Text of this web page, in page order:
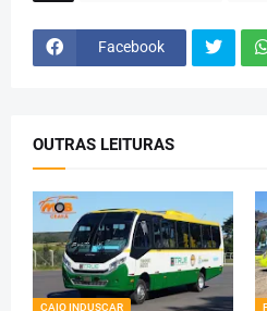
Facebook
OUTRAS LEITURAS
CAIO INDUSCAR